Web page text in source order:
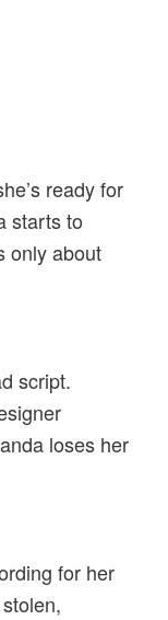
ready for
starts to
only about
script.
loses her
for her